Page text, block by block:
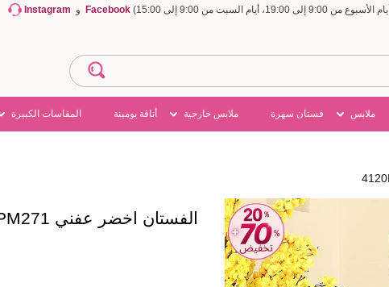
Facebook و Instagram
ملابس فستان سهرة ملابس خارجية أناقة يومينة المقاسات الكبيرة
الفستان اخضر عفني 4120PM271